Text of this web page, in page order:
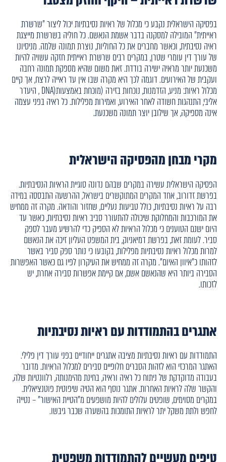
בפסיקה הישראלית נקבע כי מכלול של ראיות נסיבתיות יכול ליצור "שרשרת
ראייתית" המובילה למסקנה בדבר אשמת הנאשם. כל חוליה בשרשרת מייצגת
ראיה נסיבתית, וכאשר מחברים את כל החוליות, נוצרת תמונה שלמה. מניסיונו
של עורך דין עומרי שטרן, במקרים רבים שרשרת ראייתית חזקה עשויה להיות
משכנעת יותר מראיה ישירה בודדת. זאת משום שהיא מספקת תמונה רחבה
ועקבית של האירועים. דוגמה לכך היא מקרה שבו אין עד ראייה לרצח, אך קיים
מכלול ראיות: מניע, הזדמנות, נוכחות בזירה (מוכחת באמצעות(DNA , היעדר
אליבי, התנהגות חשודה לאחר האירוע, ואמירות מפלילות. כל ראיה בפני עצמה
אינה מספיקה, אך שילובן יוצר תמונה משכנעת.
מקרי מבחן מהפסיקה הישראלית
הפסיקה הישראלית עשירה במקרים שבהם נדונה סוגיית הראיות הנסיבתיות.
בפרשת זדורוב, אחד המקרים המתוקשרים בישראל, ההרשעה התבססה במידה
רבה על ראיות נסיבתיות, כולל טביעות נעליים, שחזור והודאה. מקרה זה ממחיש
את המורכבות והמחלוקת שיכולה להתעורר סביב ראיות נסיבתיות, כאשר עד
היום ישנם הטוענים כי מכלול הראיות לא הספיק כדי להרשיע מעבר לספק
סביר. לעומת זאת, בפרשת דמיאניוק, בית המשפט העליון זיכה את הנאשם
למרות מכלול ראיות נסיבתיות מפלילות, בקובעו כי נותר ספק סביר באשר
לזהותו כ"איוון האיום". מקרה זה ממחיש את העיקרון לפיו גם כאשר האפשרות
הסבירה ביותר היא שהנאשם אשם, אם קיימת אפשרות סבירה אחרת, יש
לזכותו.
אתגרים בהתמודדות עם ראיות נסיבתיות
התמודדות עם ראיות נסיבתיות מציבה אתגרים ייחודיים בפני עורך דין פלילי.
האתגר המרכזי הוא לזהות הסברים חלופיים סבירים למכלול הראיות. מדובר
בעבודה מדוקדקת של ניתוח כל ראיה וראיה, בחינת מהימנותה, רלוונטיות שלה,
והקשר שלה לראיות האחרות. אתגר נוסף הוא הטיה שיפוטית פוטנציאלית.
במקרים מסוימים, שופטים עלולים להיות מושפעים מ"הטיית האישור" – נטייה
לחפש ולתת משקל יתר לראיות התומכות בהשערה שכבר גיבשו.
טיפים מעשיים להתמודדות משפטית